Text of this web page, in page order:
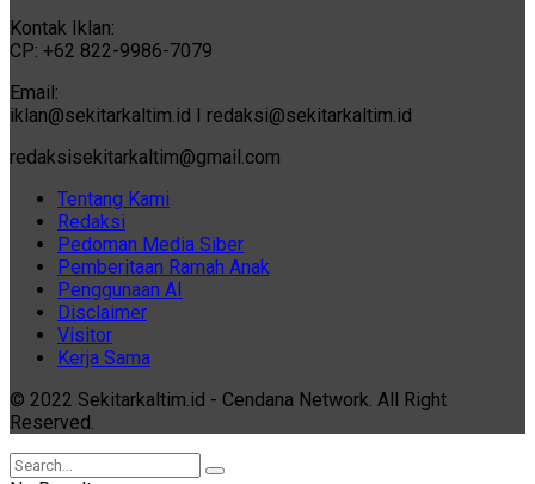
Kontak Iklan:
CP: +62 822-9986-7079
Email:
iklan@sekitarkaltim.id I redaksi@sekitarkaltim.id
redaksisekitarkaltim@gmail.com
Tentang Kami
Redaksi
Pedoman Media Siber
Pemberitaan Ramah Anak
Penggunaan AI
Disclaimer
Visitor
Kerja Sama
© 2022 Sekitarkaltim.id - Cendana Network. All Right
Reserved.